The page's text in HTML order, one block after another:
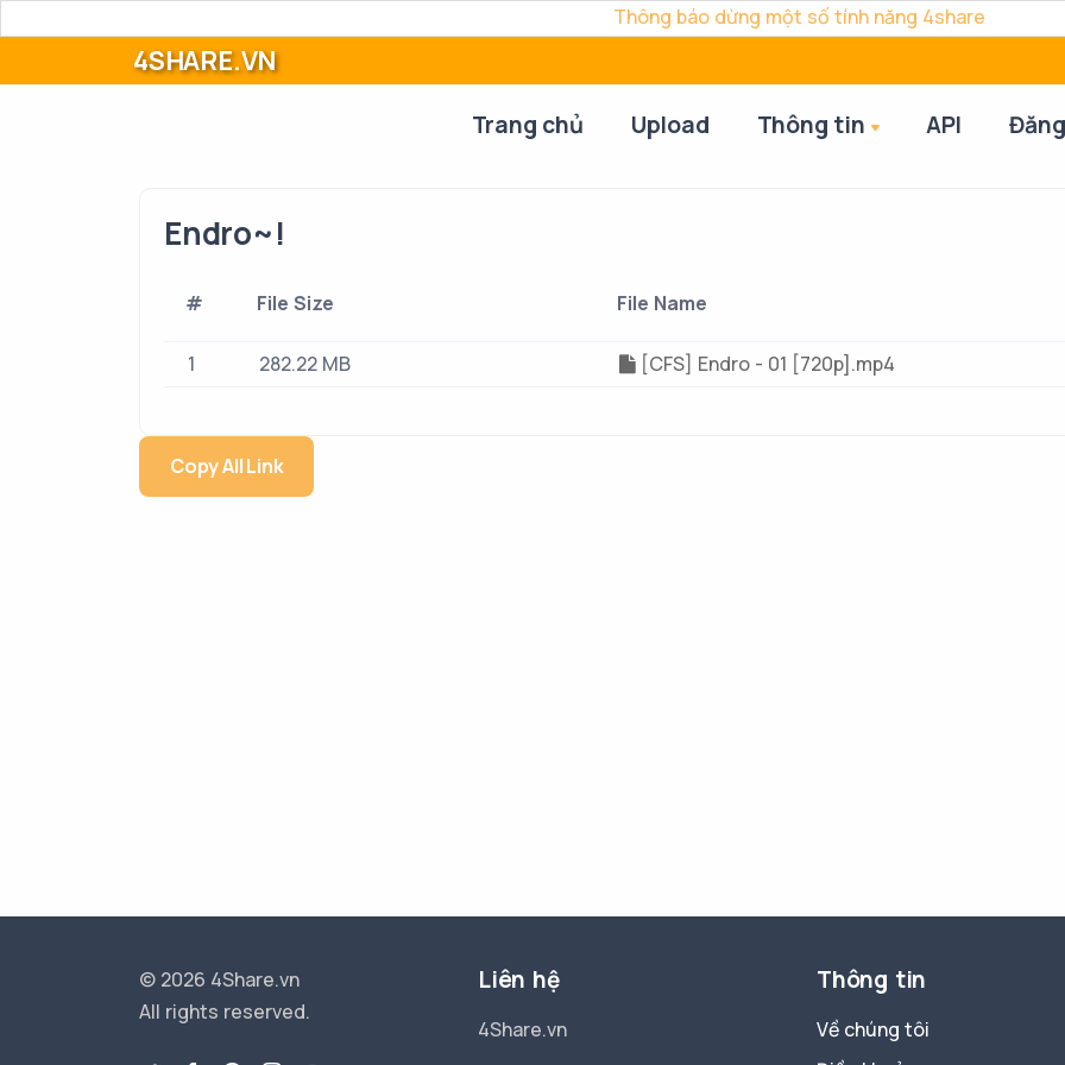
Thông báo dừng một số tính năng 4share
4SHARE.VN
Trang chủ Upload Thông tin API
Endro~!
# File Size File Name
1 282.22 MB [CFS] Endro - 01 [720p].mp4
Copy All Link
© 2026 4Share.vn
All rights reserved.
Liên hệ
4Share.vn
Thông tin
Về chúng tôi